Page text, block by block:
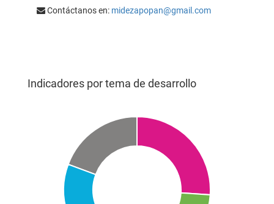
Contáctanos en: midezapopan@gmail.com
Indicadores por tema de desarrollo